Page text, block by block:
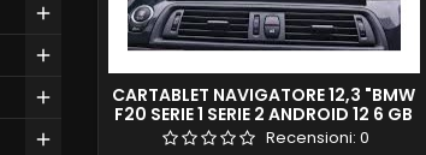
CARTABLET NAVIGATORE 12,3 "BMW
F20 SERIE 1 SERIE 2 ANDROID 12 6 GB
RAM 128 ROM CARPLAY
Recensioni: 0